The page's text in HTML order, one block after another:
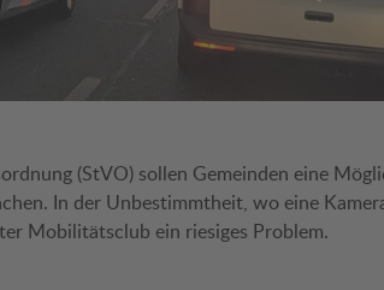
(StVO) sollen Gemeinden eine
In der Unbestimmtheit, wo eine
Mobilitätsclub ein riesiges Problem.